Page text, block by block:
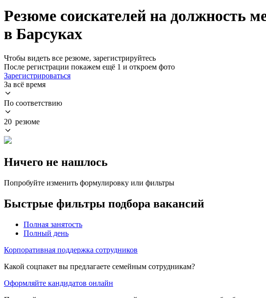
Резюме соискателей на должность
в Барсуках
Чтобы видеть все резюме, зарегистрируйтесь
После регистрации покажем ещё 1 и откроем фото
Зарегистрироваться
За всё время
По соответствию
20 резюме
Ничего не нашлось
Попробуйте изменить формулировку или фильтры
Быстрые фильтры подбора вакансий
Полная занятость
Полный день
Корпоративная поддержка сотрудников
Какой соцпакет вы предлагаете семейным сотрудникам?
Оформляйте кандидатов онлайн